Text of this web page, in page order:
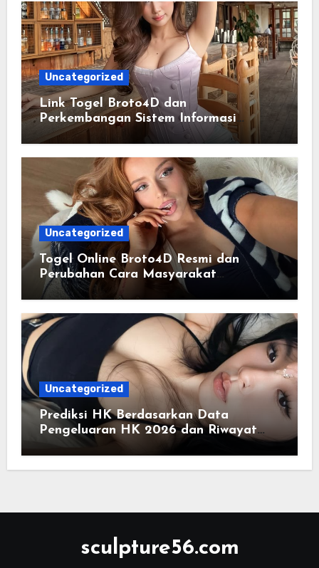
Uncategorized
Link Togel Broto4D dan
Perkembangan Sistem Informasi
Digital Masa Kini
Uncategorized
Togel Online Broto4D Resmi dan
Perubahan Cara Masyarakat
Mengakses Informasi Berbasis Data
Uncategorized
Prediksi HK Berdasarkan Data
Pengeluaran HK 2026 dan Riwayat
HK Pools
sculpture56.com